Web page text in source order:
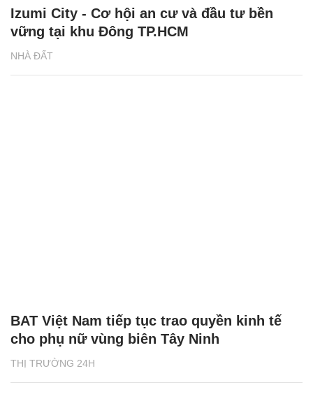
NHÀ ĐẤT
Izumi City - Cơ hội an cư và đầu tư bền
vững tại khu Đông TP.HCM
THỊ TRƯỜNG 24H
BAT Việt Nam tiếp tục trao quyền kinh tế
cho phụ nữ vùng biên Tây Ninh